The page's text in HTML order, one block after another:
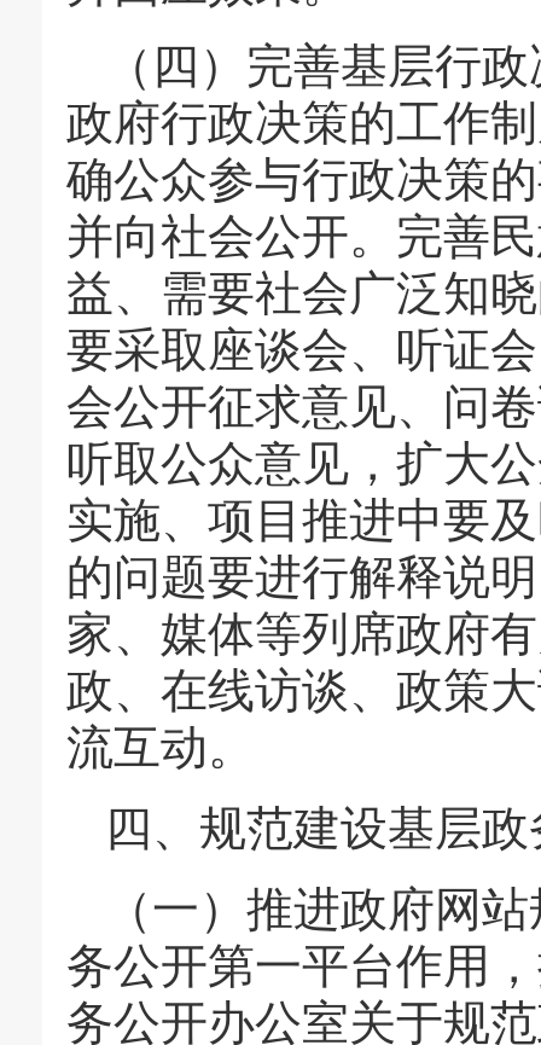
（四）完善基层行
政府行政决策的工作
确公众参与行政决策
并向社会公开。完善
益、需要社会广泛知
要采取座谈会、听证
会公开征求意见、问
听取公众意见，扩大
实施、项目推进中要
的问题要进行解释说
家、媒体等列席政府
政、在线访谈、政策
流互动。
四、规范建设基层
（一）推进政府网
务公开第一平台作用
务公开办公室关于规